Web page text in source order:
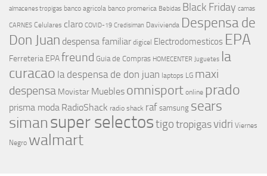
almacenes tropigas banco agricola banco promerica Bebidas Black Friday camas
CARNES Celulares claro COVID-19 Credisiman Davivienda Despensa de
Don Juan despensa familiar digicel Electrodomesticos EPA
Ferreteria EPAfreund Guia de Compras HOMECENTER Juguetes la
curacao la despensa de don juan laptops LG maxi
despensa Movistar Muebles omnisport online prado
prisma moda RadioShack radio shack raf samsung sears
simansuper selectostigotropigasvidri Viernes
Negro walmart